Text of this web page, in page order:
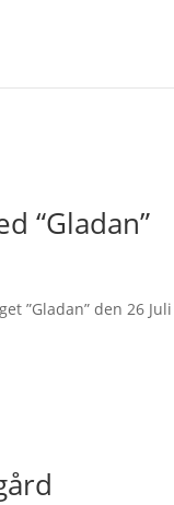
“Gladan”
”Gladan” den 26